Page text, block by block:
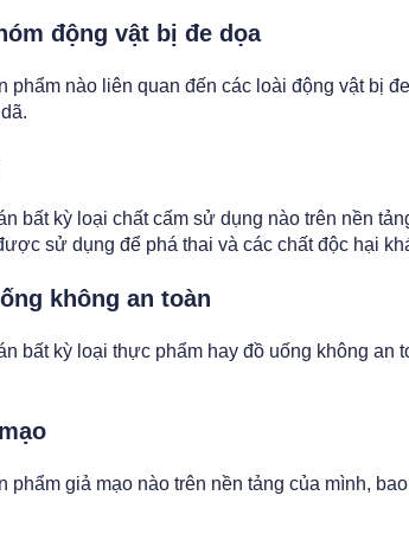
động vật bị đe dọa
phẩm nào liên quan đến các loài động vật bị
bất kỳ loại chất cấm sử dụng nào trên nền
sử dụng để phá thai và các chất độc hại
không an toàn
bất kỳ loại thực phẩm hay đồ uống không an
phẩm giả mạo nào trên nền tảng của mình,